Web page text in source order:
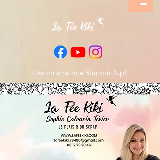
Démonstratrice Stampin’Up!